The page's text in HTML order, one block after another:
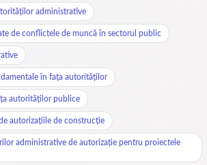
administrative
de conflictele de muncă în sectorul public
în fața autorităților
autorităților publice
autorizațiile de construcție
administrative de autorizație pentru proiectele